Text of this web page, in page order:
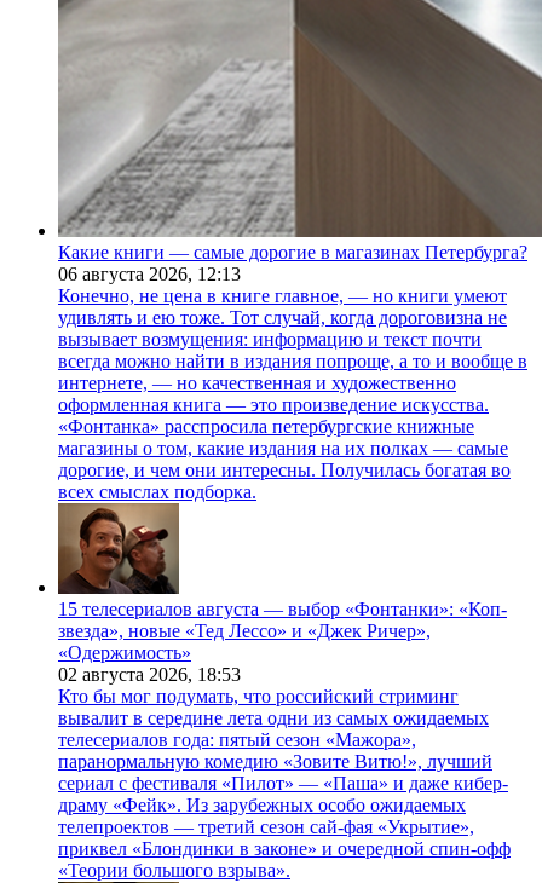
Какие книги — самые дорогие в магазинах Петербурга?
06 августа 2026, 12:13
Конечно, не цена в книге главное, — но книги умеют
удивлять и ею тоже. Тот случай, когда дороговизна не
вызывает возмущения: информацию и текст почти
всегда можно найти в издания попроще, а то и вообще в
интернете, — но качественная и художественно
оформленная книга — это произведение искусства.
«Фонтанка» расспросила петербургские книжные
магазины о том, какие издания на их полках — самые
дорогие, и чем они интересны. Получилась богатая во
всех смыслах подборка.
15 телесериалов августа — выбор «Фонтанки»: «Коп-
звезда», новые «Тед Лессо» и «Джек Ричер»,
«Одержимость»
02 августа 2026, 18:53
Кто бы мог подумать, что российский стриминг
вывалит в середине лета одни из самых ожидаемых
телесериалов года: пятый сезон «Мажора»,
паранормальную комедию «Зовите Витю!», лучший
сериал с фестиваля «Пилот» — «Паша» и даже кибер-
драму «Фейк». Из зарубежных особо ожидаемых
телепроектов — третий сезон сай-фая «Укрытие»,
приквел «Блондинки в законе» и очередной спин-офф
«Теории большого взрыва».